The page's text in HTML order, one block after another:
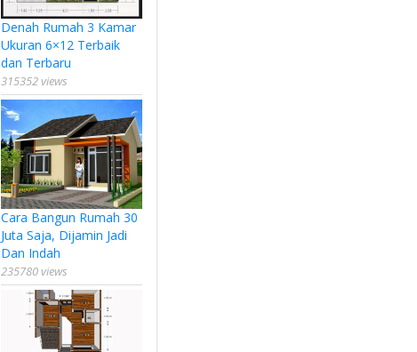
Denah Rumah 3 Kamar
Ukuran 6×12 Terbaik
dan Terbaru
315352 views
Cara Bangun Rumah 30
Juta Saja, Dijamin Jadi
Dan Indah
235780 views